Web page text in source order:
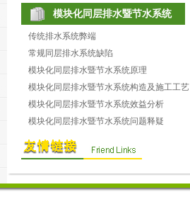
模块化同层排水暨节水系统
传统排水系统弊端
常规同层排水系统缺陷
模块化同层排水暨节水系统原理
模块化同层排水暨节水系统构造及施工工艺
模块化同层排水暨节水系统效益分析
模块化同层排水暨节水系统问题释疑